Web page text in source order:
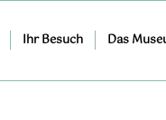
Ihr Besuch Das